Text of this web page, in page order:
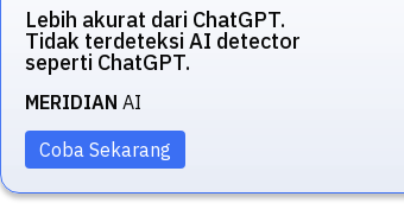
Lebih akurat dari ChatGPT.
Tidak terdeteksi AI detector
seperti ChatGPT.
MERIDIAN AI
Coba Sekarang